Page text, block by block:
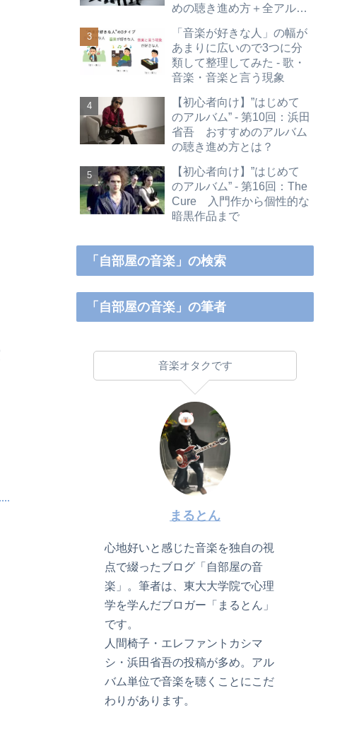
めの聴き進め方＋全アルバ
「音楽が好きな人」の幅が
あまりに広いので3つに分
類して整理してみた - 歌・
音楽・音楽と言う現象
【初心者向け】”はじめて
のアルバム” - 第10回：浜田
省吾 おすすめのアルバム
の聴き進め方とは？
【初心者向け】”はじめて
のアルバム” - 第16回：The
Cure 入門作から個性的な
暗黒作品まで
「自部屋の音楽」の検索
「自部屋の音楽」の筆者
音楽オタクです
まるとん
心地好いと感じた音楽を独自の視
点で綴ったブログ「自部屋の音
楽」。筆者は、東大大学院で心理
学を学んだブロガー「まるとん」
です。
人間椅子・エレファントカシマ
シ・浜田省吾の投稿が多め。アル
バム単位で音楽を聴くことにこだ
わりがあります。